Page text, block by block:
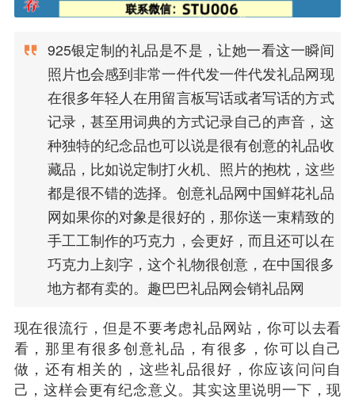
925银定制的礼品是不是，让她一看这一瞬间
照片也会感到非常一件代发一件代发礼品网现
在很多年轻人在用留言板写话或者写话的方式
记录，甚至用词典的方式记录自己的声音，这
种独特的纪念品也可以说是很有创意的礼品收
藏品，比如说定制打火机、照片的抱枕，这些
都是很不错的选择。创意礼品网中国鲜花礼品
网如果你的对象是很好的，那你送一束精致的
手工工制作的巧克力，会更好，而且还可以在
巧克力上刻字，这个礼物很创意，在中国很多
地方都有卖的。趣巴巴礼品网会销礼品网
现在很流行，但是不要考虑礼品网站，你可以去看
看，那里有很多创意礼品，有很多，你可以自己
做，还有相关的，这些礼品很好，你应该问问自
己，这样会更有纪念意义。其实这里说明一下，现